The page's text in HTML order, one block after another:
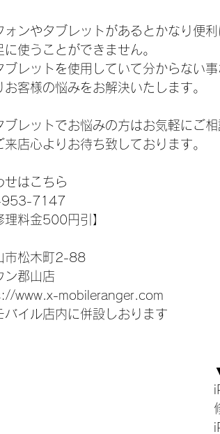
ォンやタブレットがあるとかなり便
に使うことができません。
ブレットを使用していて分からない
お客様の悩みをお解決いたします。
ブレットでお悩みの方はお気軽にご相
来店心よりお待ち致しております。
せはこちら
7147
理料金500円引】
市松木町2-88
ン郡山店
www.x-mobileranger.com
バイル店内に併設しおります